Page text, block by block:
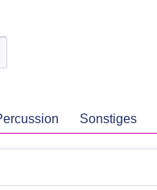
Sonstiges